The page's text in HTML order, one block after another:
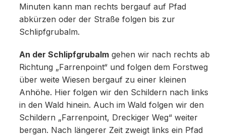
Minuten kann man rechts bergauf auf Pfad
abkürzen oder der Straße folgen bis zur
Schlipfgrubalm.
An der Schlipfgrubalmgehen wir nach rechts ab
Richtung „Farrenpoint“ und folgen dem Forstweg
über weite Wiesen bergauf zu einer kleinen
Anhöhe. Hier folgen wir den Schildern nach links
in den Wald hinein. Auch im Wald folgen wir den
Schildern „Farrenpoint, Dreckiger Weg“ weiter
bergan. Nach längerer Zeit zweigt links ein Pfad